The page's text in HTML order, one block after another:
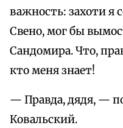
важность: захоти я
Свено, мог бы
Сандомира. Что,
кто меня знает!
— Правда, дядя, —
Ковальский.